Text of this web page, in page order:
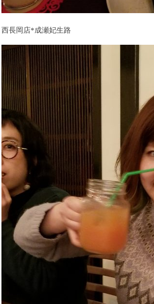
西長岡店*成瀬妃生路